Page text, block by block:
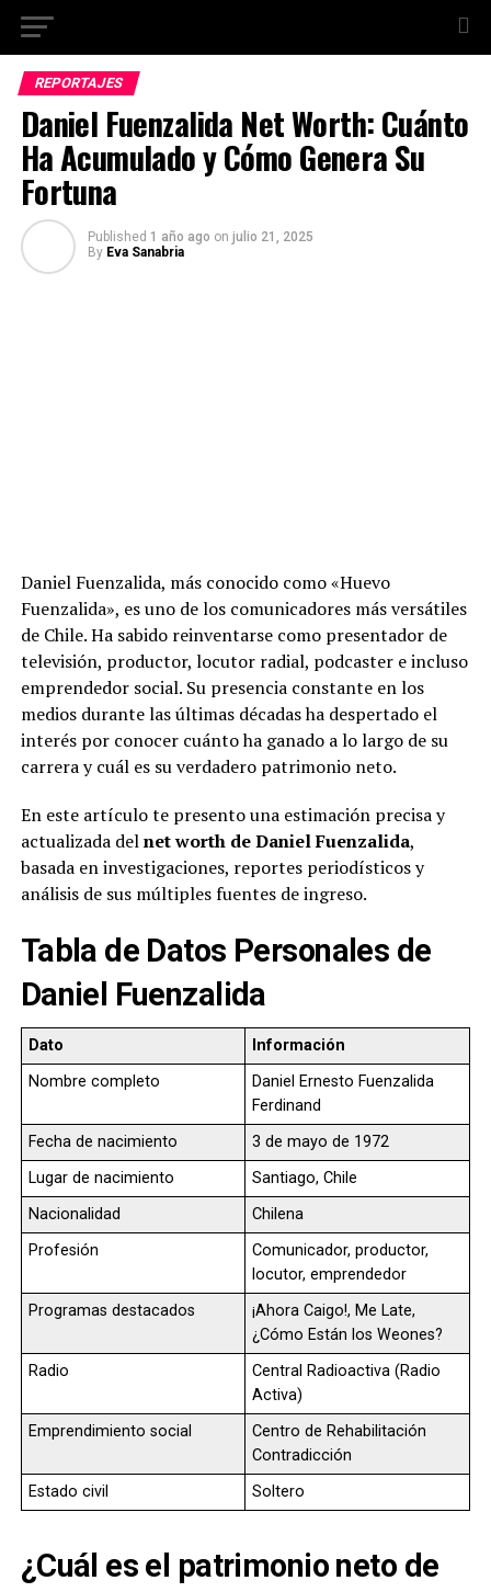
REPORTAJES
Daniel Fuenzalida Net Worth: Cuánto
Ha Acumulado y Cómo Genera Su
Fortuna
Published 1 año ago on julio 21, 2025
By Eva Sanabria
Daniel Fuenzalida, más conocido como «Huevo
Fuenzalida», es uno de los comunicadores más versátiles
de Chile. Ha sabido reinventarse como presentador de
televisión, productor, locutor radial, podcaster e incluso
emprendedor social. Su presencia constante en los
medios durante las últimas décadas ha despertado el
interés por conocer cuánto ha ganado a lo largo de su
carrera y cuál es su verdadero patrimonio neto.
En este artículo te presento una estimación precisa y
actualizada delnet worth de Daniel Fuenzalida,
basada en investigaciones, reportes periodísticos y
análisis de sus múltiples fuentes de ingreso.
Tabla de Datos Personales de
Daniel Fuenzalida
Dato
Información
Nombre completo
Daniel Ernesto Fuenzalida
Ferdinand
Fecha de nacimiento
3 de mayo de 1972
Lugar de nacimiento
Santiago, Chile
Nacionalidad
Chilena
Profesión
Comunicador, productor,
locutor, emprendedor
Programas destacados
¡Ahora Caigo!, Me Late,
¿Cómo Están los Weones?
Radio
Central Radioactiva (Radio
Activa)
Emprendimiento social
Centro de Rehabilitación
Contradicción
Estado civil
Soltero
¿Cuál es el patrimonio neto de